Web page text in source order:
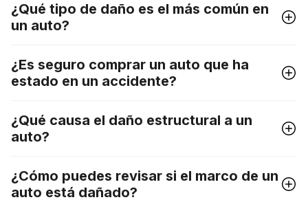
¿Qué tipo de daño es el más común en
un auto?
¿Es seguro comprar un auto que ha
estado en un accidente?
¿Qué causa el daño estructural a un
auto?
¿Cómo puedes revisar si el marco de un
auto está dañado?